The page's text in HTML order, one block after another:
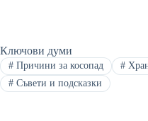
Ключови думи
#Причини за косопад #
#Съвети и подсказки